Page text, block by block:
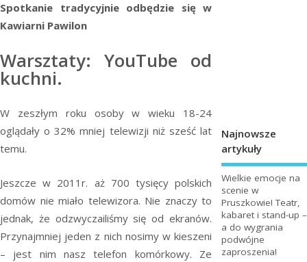
Spotkanie tradycyjnie odbędzie się w
Kawiarni Pawilon
Warsztaty: YouTube od
kuchni.
W zeszłym roku osoby w wieku 18-24
oglądały o 32% mniej telewizji niż sześć lat
temu.
Jeszcze w 2011r. aż 700 tysięcy polskich
domów nie miało telewizora. Nie znaczy to
jednak, że odzwyczailiśmy się od ekranów.
Przynajmniej jeden z nich nosimy w kieszeni
– jest nim nasz telefon komórkowy. Ze
Najnowsze
artykuły
Wielkie emocje na
scenie w
Pruszkowie! Teatr,
kabaret i stand-up –
a do wygrania
podwójne
zaproszenia!